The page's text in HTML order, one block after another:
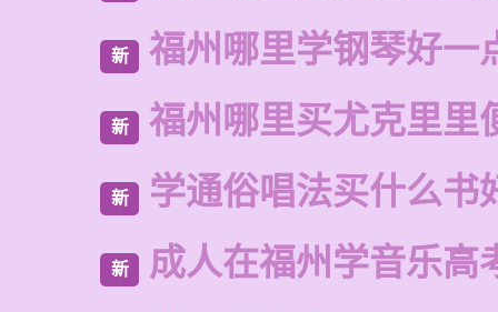
新 福州哪里学钢琴好一
新 福州哪里买尤克里里
新 学通俗唱法买什么书
新 成人在福州学音乐高